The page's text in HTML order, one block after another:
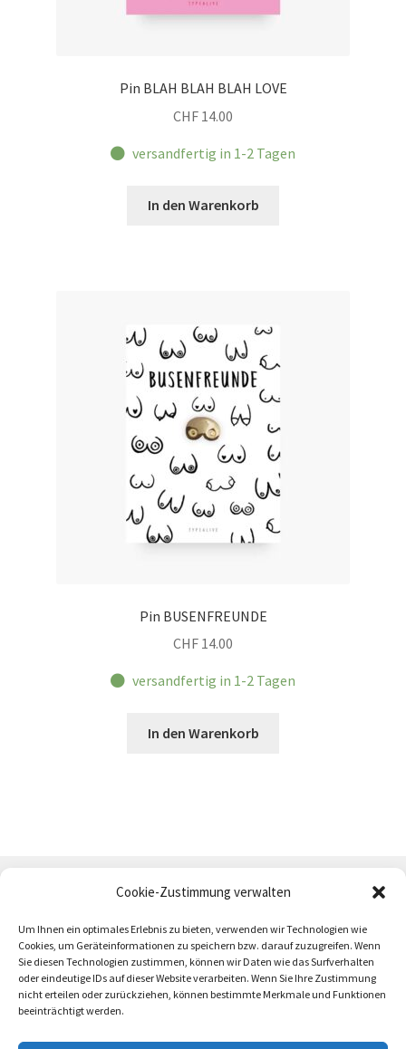
Cookie-Zustimmung verwalten
Um Ihnen ein optimales Erlebnis zu bieten, verwenden wir Technologien wie
Cookies, um Geräteinformationen zu speichern bzw. darauf zuzugreifen. Wenn
Sie diesen Technologien zustimmen, können wir Daten wie das Surfverhalten
oder eindeutige IDs auf dieser Website verarbeiten. Wenn Sie Ihre Zustimmung
nicht erteilen oder zurückziehen, können bestimmte Merkmale und Funktionen
beeinträchtigt werden.
Pin BLAH BLAH BLAH LOVE
CHF 14.00
versandfertig in 1-2 Tagen
In den Warenkorb
Pin BUSENFREUNDE
CHF 14.00
versandfertig in 1-2 Tagen
In den Warenkorb
AGB Zahlung und Versand Impressum